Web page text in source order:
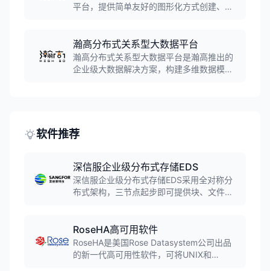
平台，提供简单友好的图形化方式创建、管
云、混合云环境中快速交付数据库服务。
瀚高分布式关系型大数据平台
瀚高分布式关系型大数据平台是瀚高推出的
企业级大数据解决方案，构建多维数据模
软件推荐
深信服企业级分布式存储EDS
深信服企业级分布式存储EDS采用全对称分
布式架构，三节点起步即可提供块、文件、
构化数据，最高可扩展EB级存储空间，支持
iSCSI、NFS、CSI、HDFS、S3等多种存储
协议。
RoseHA高可用软件
RoseHA是美国Rose Datasystem公司出品
的新一代高可用性软件，可将UNIX和